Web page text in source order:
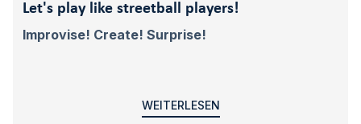
Let's play like streetball players!
Improvise! Create! Surprise!
WEITERLESEN